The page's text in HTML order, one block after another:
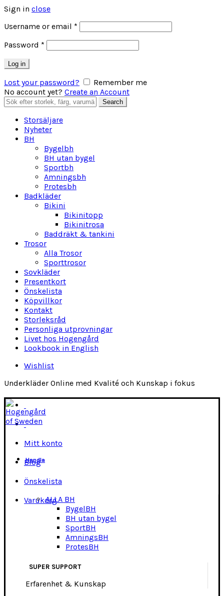
Sign in close
Username or email *
Password *
Log in
Lost your password?
Remember me
No account yet? Create an Account
Search
for:
Search
Storsäljare
Nyheter
BH
Bygelbh
BH utan bygel
Sportbh
Amningsbh
Protesbh
Badkläder
Bikini
Bikinitopp
Bikinitrosa
Baddräkt & tankini
Trosor
Alla Trosor
Sporttrosor
Sovkläder
Presentkort
Önskelista
Köpvillkor
Kontakt
Storleksråd
Personliga utprovningar
Livet hos Hogengård
Lookbook in English
Wishlist
Underkläder Online med Kvalité och Kunskap i fokus
Mitt konto
Blog
Önskelista
Varukorg
Handla
ALLA BH
BygelBH
BH utan bygel
SportBH
AmningsBH
ProtesBH
SUPER SUPPORT
Erfarenhet & Kunskap